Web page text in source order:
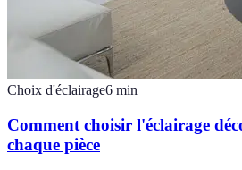
Choix d'éclairage6 min
Comment choisir l'éclairage
chaque pièce